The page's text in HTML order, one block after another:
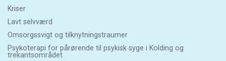
Kriser
Lavt selvværd
Omsorgssvigt og tilknytningstraumer
Psykoterapi for pårørende til psykisk syge i Kolding og
trekantsområdet